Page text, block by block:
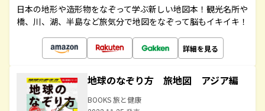
日本の地形や造形物をなぞって学ぶ新しい地図本！観光名所や
橋、川、湖、半島など旅気分で地図をなぞって脳もイキイキ！
詳細を見る
地球のなぞり方 旅地図 アジア編
BOOKS 旅と健康